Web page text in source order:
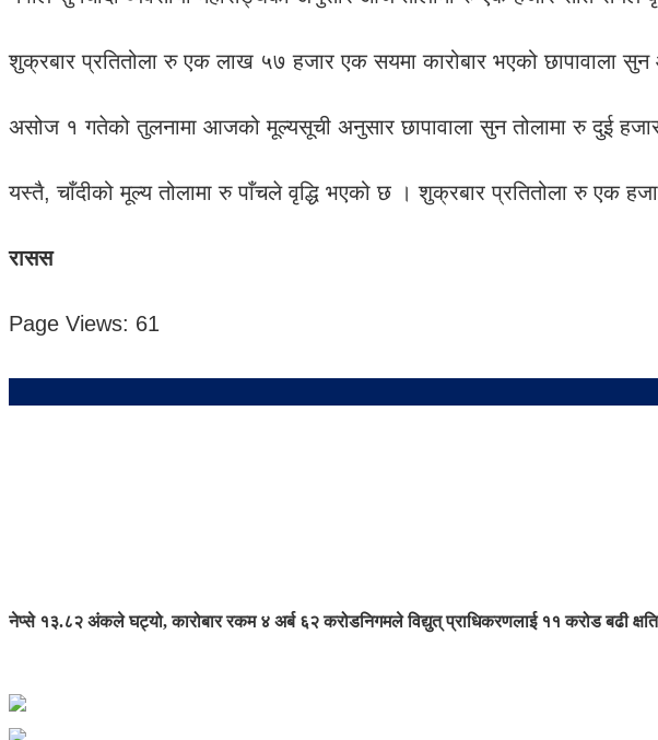
शुक्रबार प्रतितोला रु एक लाख ५७ हजार एक सयमा कारोबार भएको
असोज १ गतेको तुलनामा आजको मूल्यसूची अनुसार छापावाला सुन तोलामा रु दुई
यस्तै, चाँदीको मूल्य तोलामा रु पाँचले वृद्धि भएको छ । शुक्रबार प्रतितोला रु एक
रासस
Page Views: 61
नेप्से १३.८२ अंकले घट्यो, कारोबार रकम ४ अर्ब ६२ करोडनिगमले विद्युत् प्राधिकरणलाई ११ करोड बढी